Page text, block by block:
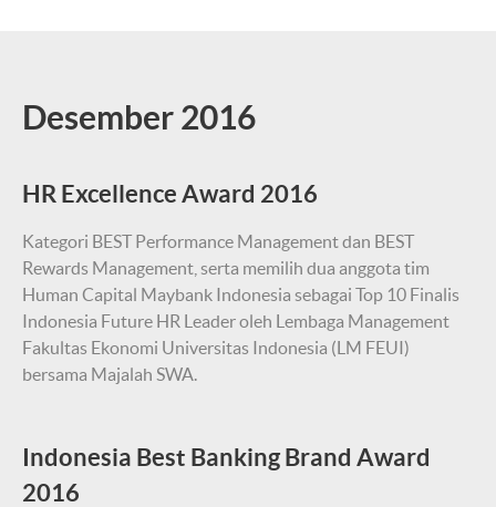
Desember 2016
HR Excellence Award 2016
Kategori BEST Performance Management dan BEST
Rewards Management, serta memilih dua anggota tim
Human Capital Maybank Indonesia sebagai Top 10 Finalis
Indonesia Future HR Leader oleh Lembaga Management
Fakultas Ekonomi Universitas Indonesia (LM FEUI)
bersama Majalah SWA.
Indonesia Best Banking Brand Award
2016